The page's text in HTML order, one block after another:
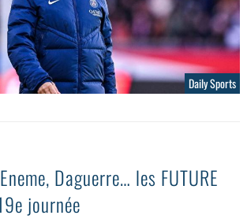
Daily Sports
Daguerre… les FUTURE
journée